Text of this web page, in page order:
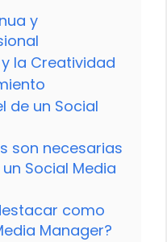
y
la Creatividad
de un Social
son necesarias
Social Media
como
Manager?